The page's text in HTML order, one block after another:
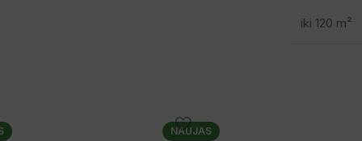
iki 120 m²
NAUJAS